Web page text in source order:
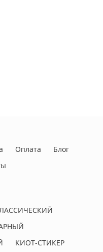
Оплата
Блог
КИОТ-СТИКЕР